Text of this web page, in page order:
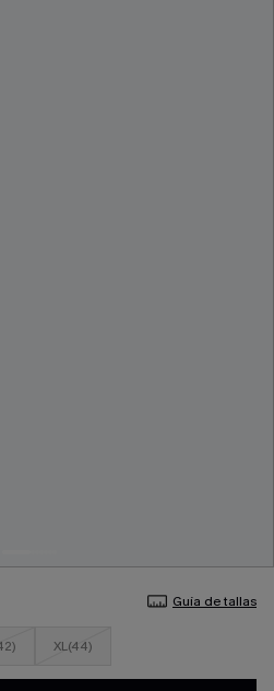
Guía de tallas
XL(44)